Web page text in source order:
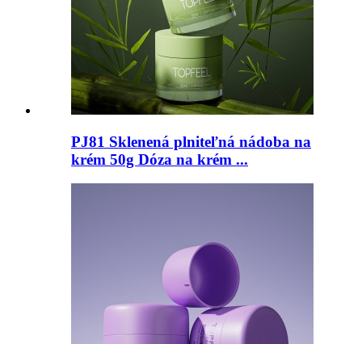
PJ81 Sklenená plniteľná nádoba na
krém 50g Dóza na krém ...